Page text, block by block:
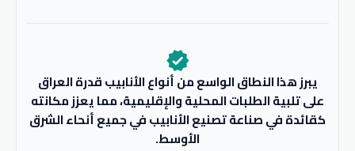
verified
يبرز هذا النطاق الواسع من أنواع الأنابيب قدرة العراق
على تلبية الطلبات المحلية والإقليمية، مما يعزز مكانته
كقائدة في صناعة تصنيع الأنابيب في جميع أنحاء الشرق
الأوسط.